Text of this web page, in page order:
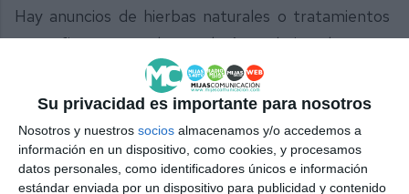
Su privacidad es importante para nosotros
Nosotros y nuestros socios almacenamos y/o accedemos a
información en un dispositivo, como cookies, y procesamos
datos personales, como identificadores únicos e información
estándar enviada por un dispositivo para publicidad y contenido
Hay anuncios de hierbas naturales o tratamientos
que afirman que le ayudarán a bajar de peso.
Muchas de estas afirmaciones no son ciertas y
algunos de estos suplementos pueden tener
efectos secundarios graves. Hable con su médico
antes de usarlos.